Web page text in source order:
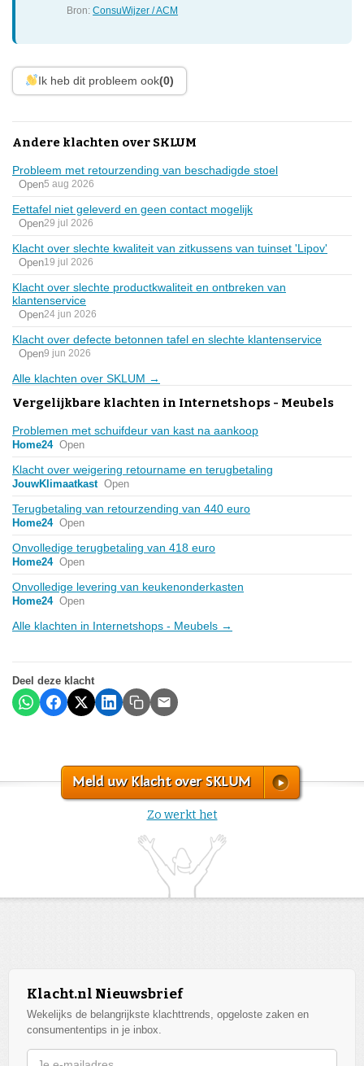
Bron:ConsuWijzer / ACM
Ik heb dit probleem ook(0)
Andere klachten over SKLUM
Probleem met retourzending van beschadigde stoel
Open5 aug 2026
Eettafel niet geleverd en geen contact mogelijk
Open29 jul 2026
Klacht over slechte kwaliteit van zitkussens van tuinset 'Lipov'
Open19 jul 2026
Klacht over slechte productkwaliteit en ontbreken van
klantenservice
Open24 jun 2026
Klacht over defecte betonnen tafel en slechte klantenservice
Open9 jun 2026
Alle klachten over SKLUM →
Vergelijkbare klachten in Internetshops - Meubels
Problemen met schuifdeur van kast na aankoop
Home24 Open
Klacht over weigering retourname en terugbetaling
JouwKlimaatkast Open
Terugbetaling van retourzending van 440 euro
Home24 Open
Onvolledige terugbetaling van 418 euro
Home24 Open
Onvolledige levering van keukenonderkasten
Home24 Open
Alle klachten in Internetshops - Meubels →
Deel deze klacht
Meld uw Klacht over SKLUM
Zo werkt het
Klacht.nl Nieuwsbrief
Wekelijks de belangrijkste klachttrends, opgeloste zaken en
consumententips in je inbox.